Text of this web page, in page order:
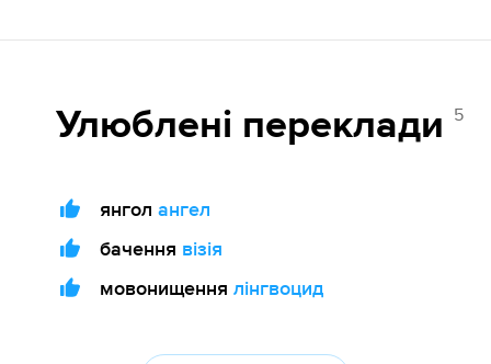
Улюблені переклади 5
янгол ангел
бачення візія
мовонищення лінгвоцид